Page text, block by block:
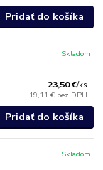
Pridať do košíka
23,50 €/ks
19,11 € bez DPH
Skladom
Pridať do košíka
Skladom